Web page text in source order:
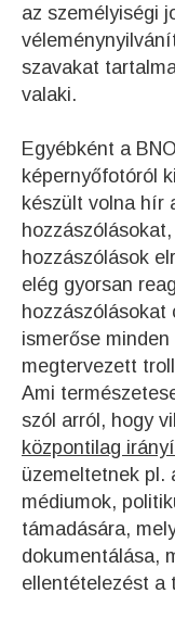
az személyiségi
szavakat
valaki.
Egyébként a
képernyőfotóról
készült volna hír
hozzászólások
elég gyorsan
hozzászólásokat
ismerőse
megtervezett
Ami
szól arról, hogy
központilag
üzemeltetnek pl.
médiumok,
támadására,
dokumentálása,
ellentételezést a